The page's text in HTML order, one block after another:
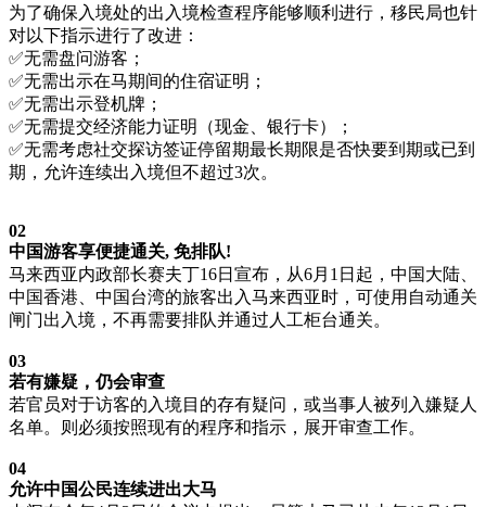
为了确保入境处的出入境检查程序能够顺利进行，移民局也针
对以下指示进行了改进：
✅无需盘问游客；
✅无需出示在马期间的住宿证明；
✅无需出示登机牌；
✅无需提交经济能力证明（现金、银行卡）；
✅无需考虑社交探访签证停留期最长期限是否快要到期或已到
期，允许连续出入境但不超过3次。
02
中国游客享便捷通关, 免排队!
马来西亚内政部长赛夫丁16日宣布，从6月1日起，中国大陆、
中国香港、中国台湾的旅客出入马来西亚时，可使用自动通关
闸门出入境，不再需要排队并通过人工柜台通关。
03
若有嫌疑，仍会审查
若官员对于访客的入境目的存有疑问，或当事人被列入嫌疑人
名单。则必须按照现有的程序和指示，展开审查工作。
04
允许中国公民连续进出大马